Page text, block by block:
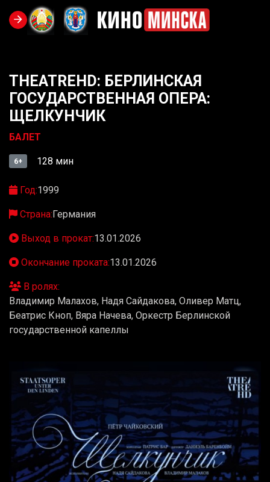
THEATREHD: БЕРЛИНСКАЯ
ГОСУДАРСТВЕННАЯ ОПЕРА:
ЩЕЛКУНЧИК
БАЛЕТ
6+ 128 мин
Год:1999
Страна:Германия
Выход в прокат:13.01.2026
Окончание проката:13.01.2026
В ролях:
Владимир Малахов, Надя Сайдакова, Оливер Матц,
Беатрис Кноп, Вяра Начева, Оркестр Берлинской
государственной капеллы